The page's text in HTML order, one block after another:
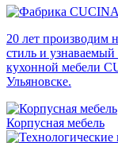
20 лет
стиль и
кухонной мебели
Ульяновске.
Корпусная мебель